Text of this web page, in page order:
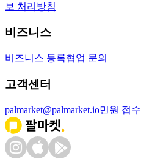
보 처리방침
비즈니스
비즈니스 등록협업 문의
고객센터
palmarket@palmarket.io민원 접수